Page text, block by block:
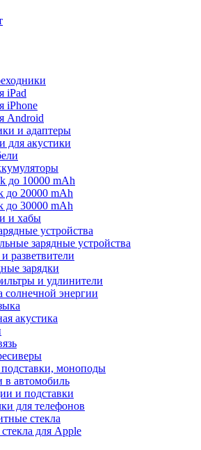
iPad
iPhone
Android
и адаптеры
для акустики
до 10000 mAh
до 20000 mAh
до 30000 mAh
и хабы
устройства
зарядные устройства
разветвители
зарядки
и удлинители
солнечной энергии
акустика
моноподы
в автомобиль
и подставки
для телефонов
стекла
для Apple